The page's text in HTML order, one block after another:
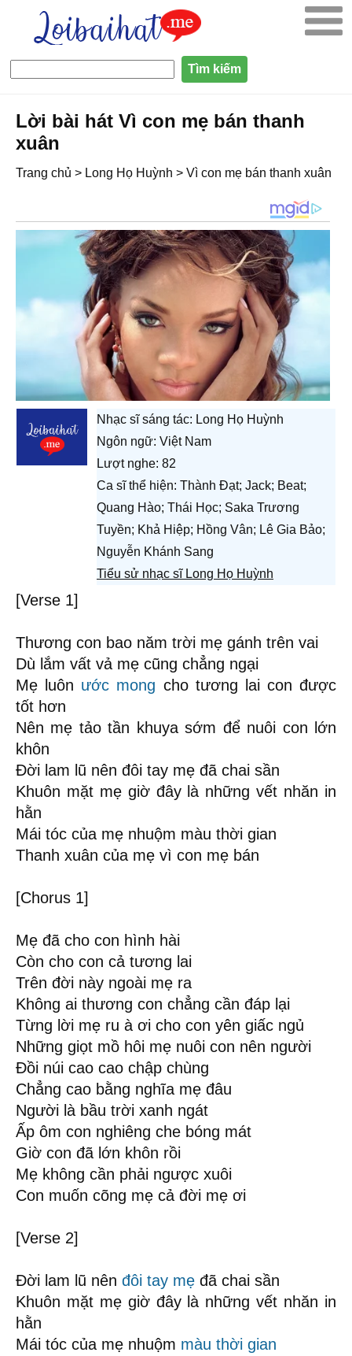
Lời bài hát Vì con mẹ bán thanh
xuân
Trang chủ > Long Họ Huỳnh > Vì con mẹ bán thanh xuân
Nhạc sĩ sáng tác: Long Họ Huỳnh
Ngôn ngữ: Việt Nam
Lượt nghe: 82
Ca sĩ thể hiện: Thành Đạt; Jack; Beat;
Quang Hào; Thái Học; Saka Trương
Tuyền; Khả Hiệp; Hồng Vân; Lê Gia Bảo;
Nguyễn Khánh Sang
Tiểu sử nhạc sĩ Long Họ Huỳnh
[Verse 1]
Thương con bao năm trời mẹ gánh trên vai
Dù lắm vất vả mẹ cũng chẳng ngại
Mẹ luôn ước mong cho tương lai con được
tốt hơn
Nên mẹ tảo tần khuya sớm để nuôi con lớn
khôn
Đời lam lũ nên đôi tay mẹ đã chai sần
Khuôn mặt mẹ giờ đây là những vết nhăn in
hằn
Mái tóc của mẹ nhuộm màu thời gian
Thanh xuân của mẹ vì con mẹ bán
[Chorus 1]
Mẹ đã cho con hình hài
Còn cho con cả tương lai
Trên đời này ngoài mẹ ra
Không ai thương con chẳng cần đáp lại
Từng lời mẹ ru à ơi cho con yên giấc ngủ
Những giọt mồ hôi mẹ nuôi con nên người
Đồi núi cao cao chập chùng
Chẳng cao bằng nghĩa mẹ đâu
Người là bầu trời xanh ngát
Ấp ôm con nghiêng che bóng mát
Giờ con đã lớn khôn rồi
Mẹ không cần phải ngược xuôi
Con muốn cõng mẹ cả đời mẹ ơi
[Verse 2]
Đời lam lũ nên đôi tay mẹ đã chai sần
Khuôn mặt mẹ giờ đây là những vết nhăn in
hằn
Mái tóc của mẹ nhuộm màu thời gian